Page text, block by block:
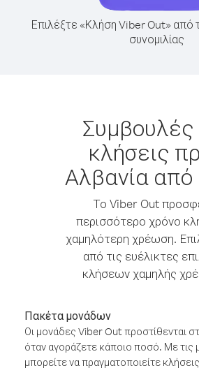
Επιλέξτε «Κλήση Viber Out» από
συνομιλίας
Συμβουλές
κλήσεις
Αλβανία από
Το Viber Out
περισσότερο χρόνο
χαμηλότερη χρέωση.
από τις ευέλικτες
κλήσεων χαμηλής
Πακέτα μονάδων
Οι μονάδες Viber Out προστίθενται
όταν αγοράζετε κάποιο ποσό. Με τις
μπορείτε να πραγματοποιείτε